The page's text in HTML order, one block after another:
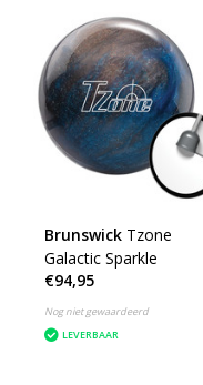
Brunswick Tzone
Galactic Sparkle
€94,95
Nog niet gewaardeerd
LEVERBAAR